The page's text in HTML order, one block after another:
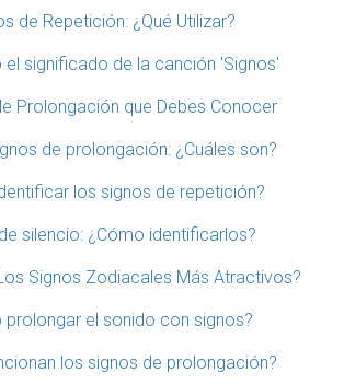
de Repetición: ¿Qué Utilizar?
el significado de la canción 'Signos'
Prolongación que Debes Conocer
de prolongación: ¿Cuáles son?
los signos de repetición?
silencio: ¿Cómo identificarlos?
Signos Zodiacales Más Atractivos?
prolongar el sonido con signos?
los signos de prolongación?